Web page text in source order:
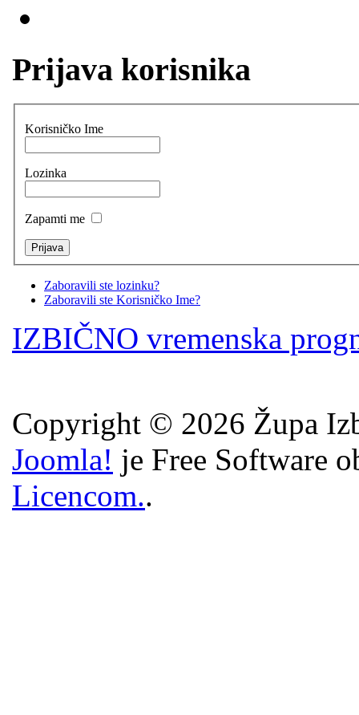
Prijava korisnika
Korisničko Ime
Lozinka
Zapamti me
Zaboravili ste lozinku?
Zaboravili ste Korisničko Ime?
IZBIČNO vremenska
Copyright © 2026 Župa
Joomla! je Free Software
Licencom..